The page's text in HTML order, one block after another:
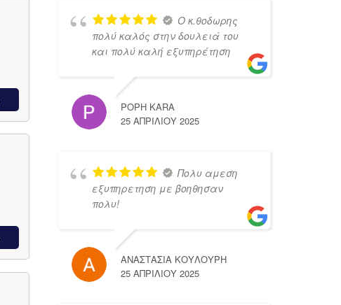
Ο κ.θοδωρης
πολύ καλός στην δουλειά του
και πολύ καλή εξυπηρέτηση
POPH KARA
25 ΑΠΡΙΛΊΟΥ 2025
Πολυ αμεση
εξυπηρετηση με βοηθησαν
πολυ!
ΑΝΑΣΤΑΣΙΑ ΚΟΥΛΟΥΡΗ
25 ΑΠΡΙΛΊΟΥ 2025